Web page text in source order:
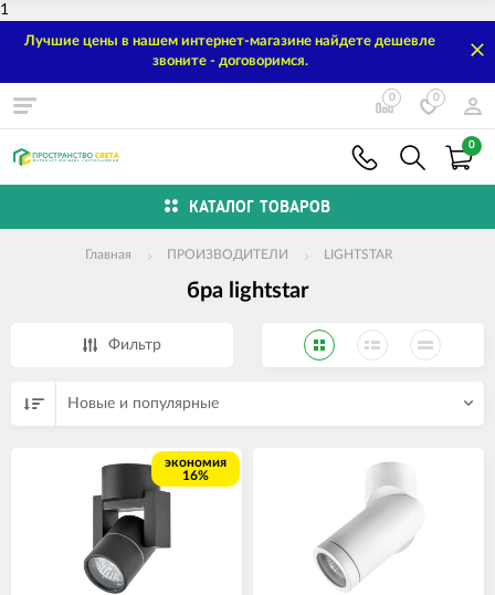
1
Лучшие цены в нашем интернет-магазине найдете дешевле
звоните - договоримся.
0 0
0
КАТАЛОГ ТОВАРОВ
Главная ПРОИЗВОДИТЕЛИ LIGHTSTAR
бра lightstar
Фильтр
Новые и популярные
экономия
16%